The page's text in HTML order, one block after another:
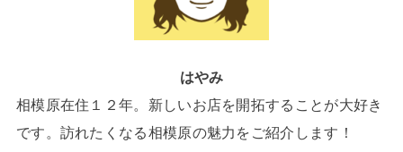
はやみ
相模原在住１２年。新しいお店を開拓することが大好き
です。訪れたくなる相模原の魅力をご紹介します！